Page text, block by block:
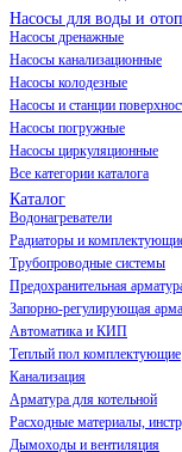
Насосы для воды и
Насосы дренажные
Насосы канализационные
Насосы колодезные
Насосы и станции
Насосы погружные
Насосы циркуляционные
Все категории каталога
Каталог
Водонагреватели
Радиаторы и
Трубопроводные системы
Предохранительная
Запорно-регулирующая
Автоматика и КИП
Теплый пол комплектующие
Канализация
Арматура для котельной
Расходные материалы,
Дымоходы и вентиляция